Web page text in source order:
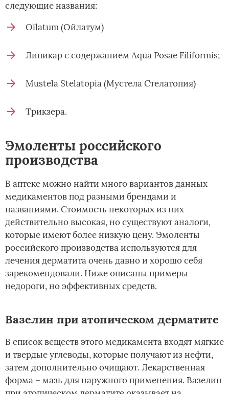
следующие названия:
Oilatum (Ойлатум)
Липикар с содержанием Aqua Posae Filiformis;
Mustela Stelatopia (Мустела Стелатопия)
Трикзера.
Эмоленты российского
производства
В аптеке можно найти много вариантов данных
медикаментов под разными брендами и
названиями. Стоимость некоторых из них
действительно высокая, но существуют аналоги,
которые имеют более низкую цену. Эмоленты
российского производства используются для
лечения дерматита очень давно и хорошо себя
зарекомендовали. Ниже описаны примеры
недороги, но эффективных средств.
Вазелин при атопическом дерматите
В список веществ этого медикамента входят мягкие
и твердые углеводы, которые получают из нефти,
затем дополнительно очищают. Лекарственная
форма – мазь для наружного применения. Вазелин